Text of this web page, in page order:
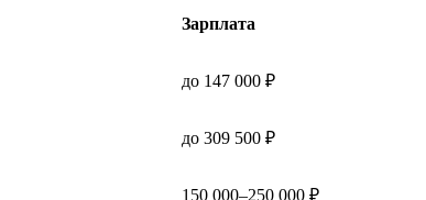
Зарплата
до 147 000 ₽
до 309 500 ₽
150 000–250 000 ₽